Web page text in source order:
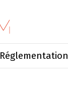
Réglementation